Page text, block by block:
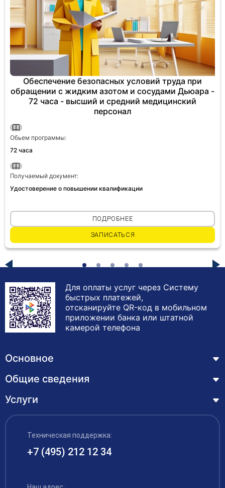
Обеспечение безопасных условий труда при
обращении с жидким азотом и сосудами Дьюара -
72 часа - высший и средний медицинский
персонал
Обьем программы:
72 часа
Получаемый документ:
Удостоверение о повышении квалификации
ПОДРОБНЕЕ
ЗАПИСАТЬСЯ
Для оплаты услуг через Систему
быстрых платежей,
отсканируйте QR-код в мобильном
приложении банка или штатной
камерой телефона
Основное
Курсы
Лицензия
Обучающимся
Акции
Общие сведения
Основные сведения
Структура и органы управления образовательной
организацией
Документы
Руководство и педагогический состав
Услуги
Профессиональная переподготовка
Курсы повышения квалификации – дистанционное
обучение с выдачей удостоверения
Рабочие специальности
Техническая поддержка:
+7 (495) 212 12 34